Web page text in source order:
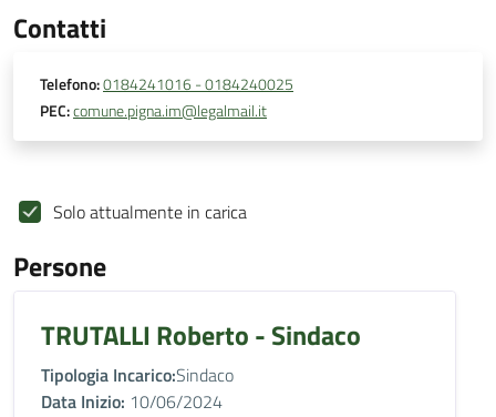
Contatti
Telefono:0184241016 - 0184240025
PEC:comune.pigna.im@legalmail.it
Solo attualmente in carica
Persone
TRUTALLI Roberto - Sindaco
Tipologia Incarico:Sindaco
Data Inizio: 10/06/2024